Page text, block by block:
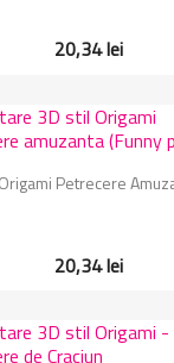
20,34 lei
Petrecere
20,34 lei